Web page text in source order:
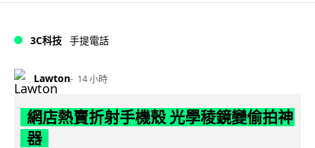
3C科技 手提電話
Lawton 14 小時
網店熱賣折射手機殼 光學稜鏡變偷拍神
器